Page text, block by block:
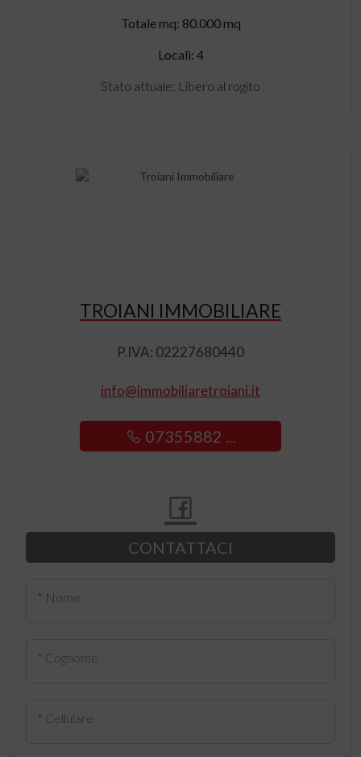
Totale mq: 80.000 mq
Locali: 4
Stato attuale: Libero al rogito
TROIANI IMMOBILIARE
P.IVA: 02227680440
info@immobiliaretroiani.it
07355882 ...
CONTATTACI
* Nome
* Cognome
* Cellulare